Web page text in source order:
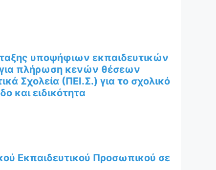
υποψήφιων εκπαιδευτικών
πλήρωση κενών θέσεων
Σχολεία (ΠΕΙ.Σ.) για το σχολικό
και ειδικότητα
Εκπαιδευτικού Προσωπικού σε